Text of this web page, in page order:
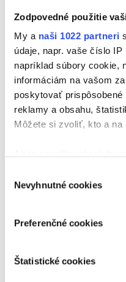
Zodpovedné použitie
My a naši 1022 partneri
údaje, napr. vaše číslo
napríklad súbory cookie,
informáciám na vašom
poskytovať
reklamy a obsahu,
Môžete si zvoliť, kto a na
polohe s presnosťou
skenovaním
prstov).
údaje, nájdete v časti s
súhlasu
Nevyhnutné cookies
Preferenčné cookies
Štatistické cookies
jeho kôň Artex,
Michael Ende však
ktoré práve vyšlo s
Volá sa Momo a
otázku: čo keby vám
minút života?
ani nevšimli, ale po
aj náš Milan Buno.